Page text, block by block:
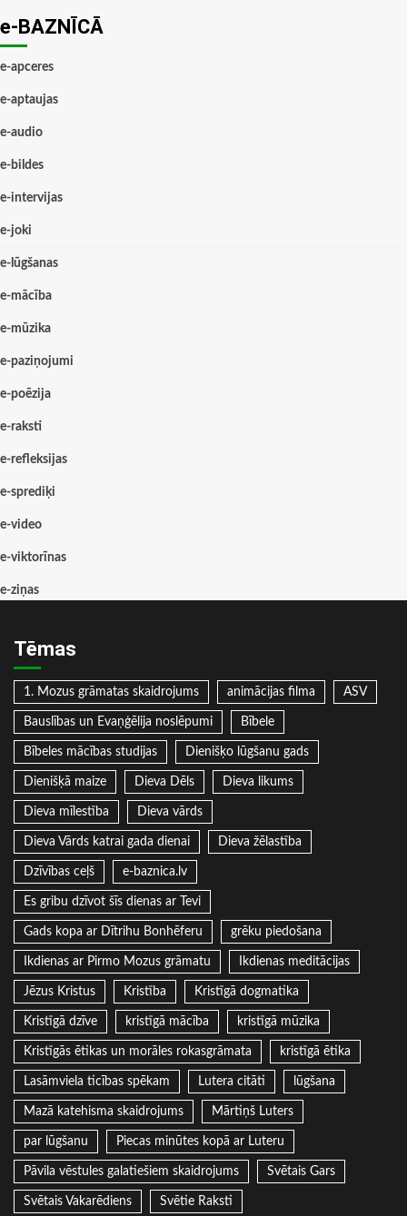
e-BAZNĪCĀ
e-apceres
e-aptaujas
e-audio
e-bildes
e-intervijas
e-joki
e-lūgšanas
e-mācība
e-mūzika
e-paziņojumi
e-poēzija
e-raksti
e-refleksijas
e-sprediķi
e-video
e-viktorīnas
e-ziņas
Tēmas
1. Mozus grāmatas skaidrojums animācijas filma ASV
Bauslības un Evaņģēlija noslēpumi Bībele
Bībeles mācības studijas Dienišķo lūgšanu gads
Dienišķā maize Dieva Dēls Dieva likums
Dieva mīlestība Dieva vārds
Dieva Vārds katrai gada dienai Dieva žēlastība
Dzīvības ceļš e-baznica.lv
Es gribu dzīvot šīs dienas ar Tevi
Gads kopa ar Dītrihu Bonhēferu grēku piedošana
Ikdienas ar Pirmo Mozus grāmatu Ikdienas meditācijas
Jēzus Kristus Kristība Kristīgā dogmatika
Kristīgā dzīve kristīgā mācība kristīgā mūzika
Kristīgās ētikas un morāles rokasgrāmata kristīgā ētika
Lasāmviela ticības spēkam Lutera citāti lūgšana
Mazā katehisma skaidrojums Mārtiņš Luters
par lūgšanu Piecas minūtes kopā ar Luteru
Pāvila vēstules galatiešiem skaidrojums Svētais Gars
Svētais Vakarēdiens Svētie Raksti